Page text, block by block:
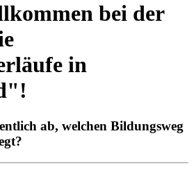
bei der
in
ab, welchen Bildungsweg